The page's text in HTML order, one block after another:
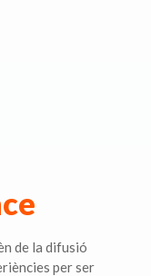
de la difusió
per ser